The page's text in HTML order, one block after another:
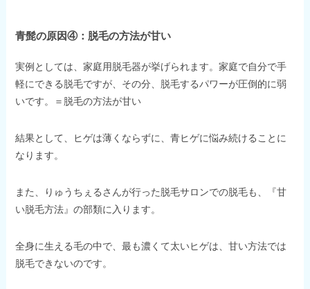
青髭の原因④：脱毛の方法が甘い
実例としては、家庭用脱毛器が挙げられます。家庭で自分で手
軽にできる脱毛ですが、その分、脱毛するパワーが圧倒的に弱
いです。＝脱毛の方法が甘い
結果として、ヒゲは薄くならずに、青ヒゲに悩み続けることに
なります。
また、りゅうちぇるさんが行った脱毛サロンでの脱毛も、『甘
い脱毛方法』の部類に入ります。
全身に生える毛の中で、最も濃くて太いヒゲは、甘い方法では
脱毛できないのです。